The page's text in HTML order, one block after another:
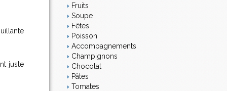
juste
Fruits
Soupe
Fêtes
Poisson
Accompagnements
Champignons
Chocolat
Pâtes
Tomates